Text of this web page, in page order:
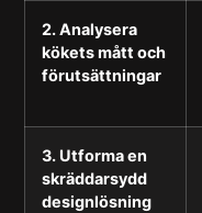
2. Analysera
kökets mått och
förutsättningar
3. Utforma en
skräddarsydd
designlösning